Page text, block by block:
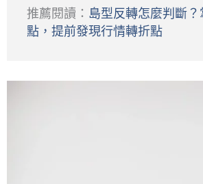
推薦閱讀： 島型反轉怎麼判斷
點，提前發現行情轉折點